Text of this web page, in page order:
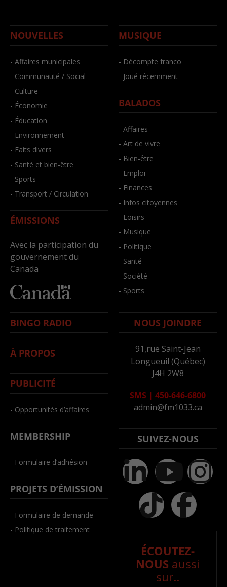
NOUVELLES
- Affaires municipales
- Communauté / Social
- Culture
- Économie
- Éducation
- Environnement
- Faits divers
- Santé et bien-être
- Sports
- Transport / Circulation
ÉMISSIONS
Avec la participation du
gouvernement du
Canada
MUSIQUE
- Décompte franco
- Joué récemment
BALADOS
- Affaires
- Art de vivre
- Bien-être
- Emploi
- Finances
- Infos citoyennes
- Loisirs
- Musique
- Politique
- Santé
- Société
- Sports
BINGO RADIO
À PROPOS
PUBLICITÉ
- Opportunités d’affaires
MEMBERSHIP
- Formulaire d’adhésion
PROJETS D’ÉMISSION
- Formulaire de demande
- Politique de traitement
NOUS JOINDRE
91,rue Saint-Jean
Longueuil (Québec)
J4H 2W8
SMS | 450-646-6800
admin@fm1033.ca
SUIVEZ-NOUS
ÉCOUTEZ-
NOUS aussi
sur..